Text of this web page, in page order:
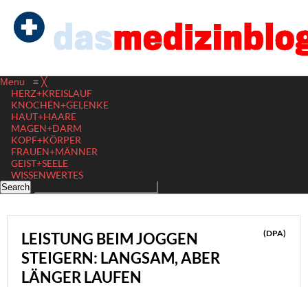
Menu ≡ ╳
HERZ+KREISLAUF
KNOCHEN+GELENKE
HAUT+HAARE
MAGEN+DARM
KOPF+KÖRPER
FRAUEN+MÄNNER
GEIST+SEELE
WISSENWERTES
LEISTUNG BEIM JOGGEN
STEIGERN: LANGSAM, ABER
LÄNGER LAUFEN
(DPA)